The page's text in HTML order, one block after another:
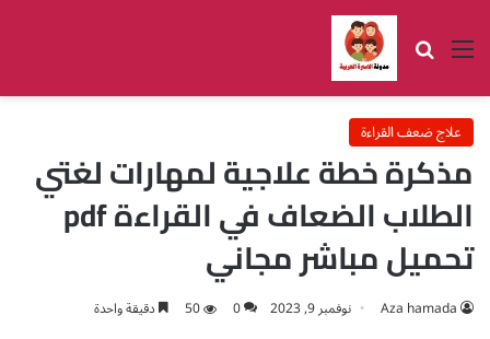
القائمة بحث عن
علاج ضعف القراءة
مذكرة خطة علاجية لمهارات لغتي
الطلاب الضعاف في القراءة pdf
تحميل مباشر مجاني
Aza hamada نوفمبر 9, 2023 0
50 دقيقة واحدة